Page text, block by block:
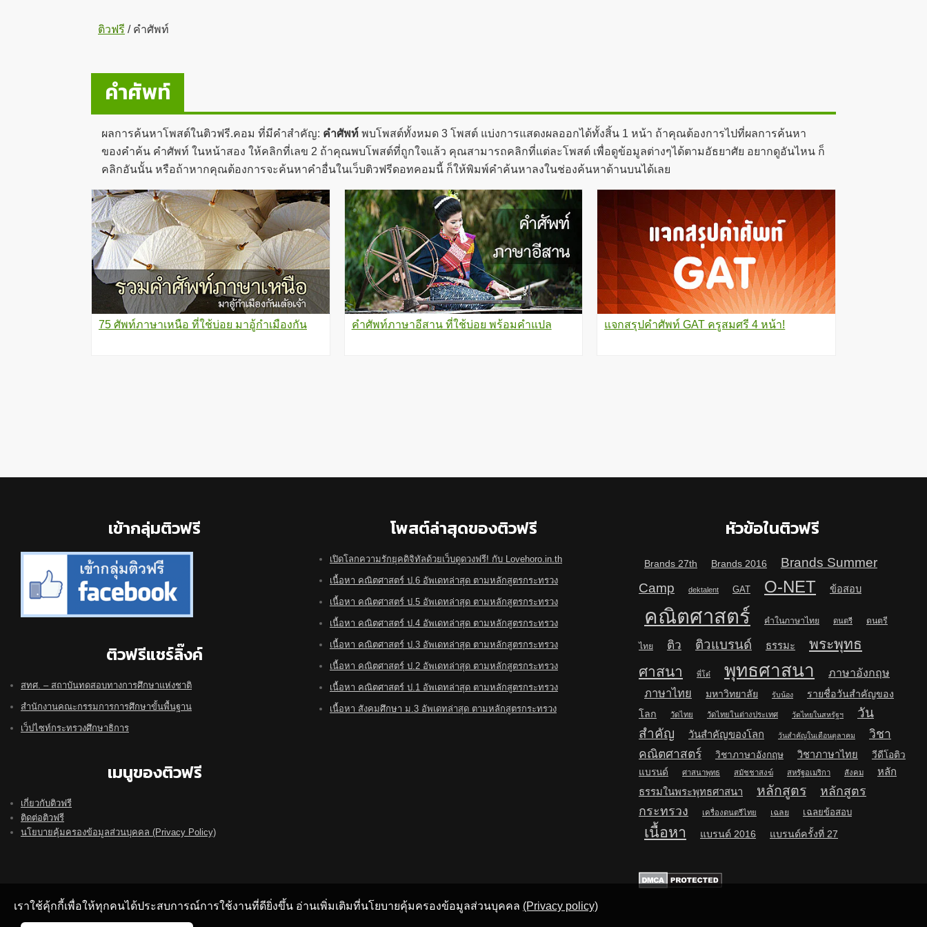
ติวฟรี /คำศัพท์
คำศัพท์
ผลการค้นหาโพสต์ในติวฟรี.คอม ที่มีคำสำคัญ: คำศัพท์ พบโพสต์ทั้งหมด 3 โพสต์ แบ่งการแสดงผลออกได้ทั้งสิ้น 1 หน้า ถ้าคุณต้องการไปที่ผลการค้นหา
ของคำค้น คำศัพท์ ในหน้าสอง ให้คลิกที่เลข 2 ถ้าคุณพบโพสต์ที่ถูกใจแล้ว คุณสามารถคลิกที่แต่ละโพสต์ เพื่อดูข้อมูลต่างๆได้ตามอัธยาศัย อยากดูอันไหน ก็
คลิกอันนั้น หรือถ้าหากคุณต้องการจะค้นหาคำอื่นในเว็บติวฟรีดอทคอมนี้ ก็ให้พิมพ์คำค้นหาลงในช่องค้นหาด้านบนได้เลย
75 ศัพท์ภาษาเหนือ ที่ใช้บ่อย มาอู้กําเมืองกัน คำศัพท์ภาษาอีสาน ที่ใช้บ่อย พร้อมคำแปล แจกสรุปคำศัพท์ GAT ครูสมศรี 4 หน้า!
เข้ากลุ่มติวฟรี
ติวฟรีแชร์ลิ๊งค์
สทศ. – สถาบันทดสอบทางการศึกษาแห่งชาติ
สำนักงานคณะกรรมการการศึกษาขั้นพื้นฐาน
เว็ปไซท์กระทรวงศึกษาธิการ
เมนูของติวฟรี
เกี่ยวกับติวฟรี
ติดต่อติวฟรี
นโยบายคุ้มครองข้อมูลส่วนบุคคล (Privacy Policy)
โพสต์ล่าสุดของติวฟรี
เปิดโลกความรักยุคดิจิทัลด้วยเว็บดูดวงฟรี! กับ Lovehoro.in.th
เนื้อหา คณิตศาสตร์ ป.6 อัพเดทล่าสุด ตามหลักสูตรกระทรวง
เนื้อหา คณิตศาสตร์ ป.5 อัพเดทล่าสุด ตามหลักสูตรกระทรวง
เนื้อหา คณิตศาสตร์ ป.4 อัพเดทล่าสุด ตามหลักสูตรกระทรวง
เนื้อหา คณิตศาสตร์ ป.3 อัพเดทล่าสุด ตามหลักสูตรกระทรวง
เนื้อหา คณิตศาสตร์ ป.2 อัพเดทล่าสุด ตามหลักสูตรกระทรวง
เนื้อหา คณิตศาสตร์ ป.1 อัพเดทล่าสุด ตามหลักสูตรกระทรวง
เนื้อหา สังคมศึกษา ม.3 อัพเดทล่าสุด ตามหลักสูตรกระทรวง
หัวข้อในติวฟรี
Brands 27th Brands 2016
Brands Summer
Camp
dektalent GAT O-NET ข้อสอบ
คณิตศาสตร์ คำในภาษาไทย ดนตรี ดนตรี
ไทย ติว ติวแบรนด์ ธรรมะ
พระพุทธ
ศาสนา
พี่โต๋ พุทธศาสนา ภาษาอังกฤษ
ภาษาไทย มหาวิทยาลัย รับน้อง
รายชื่อวันสำคัญของ
โลก
วัดไทย วัดไทยในต่างประเทศ วัดไทยในสหรัฐฯ
วัน
สำคัญ
วันสำคัญของโลก วันสำคัญในเดือนตุลาคม
วิชา
คณิตศาสตร์
วิชาภาษาอังกฤษ วิชาภาษาไทย
วีดีโอติว
แบรนด์
ศาสนาพุทธ สมัชชาสงฆ์ สหรัฐอเมริกา สังคม
หลัก
ธรรมในพระพุทธศาสนา
หลักสูตร
หลักสูตร
กระทรวง
เครื่องดนตรีไทย เฉลย เฉลยข้อสอบ
เนื้อหา แบรนด์ 2016 แบรนด์ครั้งที่ 27
เราใช้คุ้กกี้เพื่อให้ทุกคนได้ประสบการณ์การใช้งานที่ดียิ่งขึ้น อ่านเพิ่มเติมที่นโยบายคุ้มครองข้อมูลส่วนบุคคล (Privacy policy)